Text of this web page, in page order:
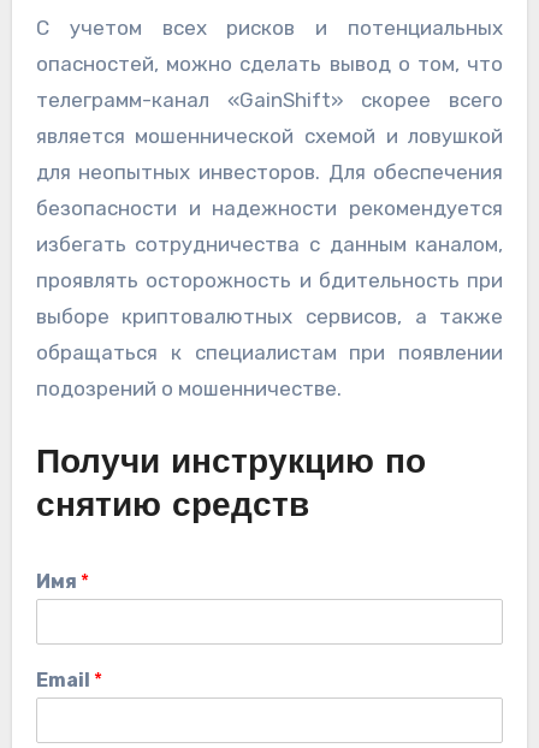
С учетом всех рисков и потенциальных
опасностей, можно сделать вывод о том, что
телеграмм-канал «GainShift» скорее всего
является мошеннической схемой и ловушкой
для неопытных инвесторов. Для обеспечения
безопасности и надежности рекомендуется
избегать сотрудничества с данным каналом,
проявлять осторожность и бдительность при
выборе криптовалютных сервисов, а также
обращаться к специалистам при появлении
подозрений о мошенничестве.
Получи инструкцию по
снятию средств
Имя *
Email *